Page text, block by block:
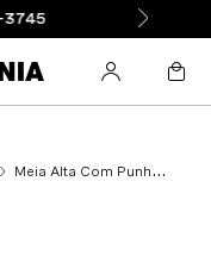
3745
Meia Alta Com Punho Confortável Fio 20 - Preto